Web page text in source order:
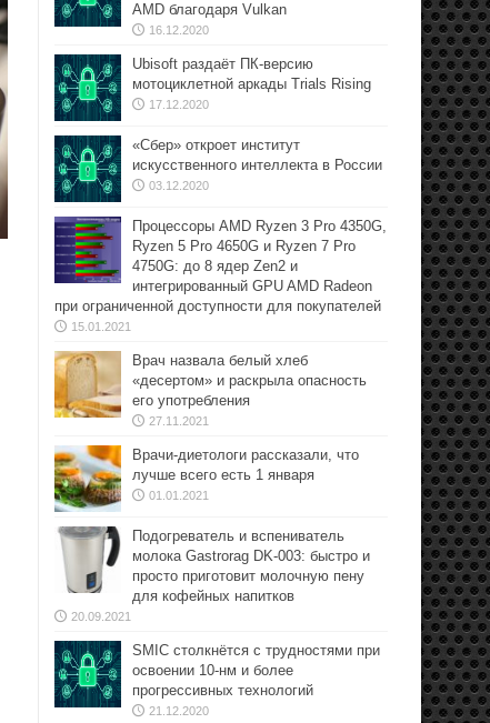
AMD благодаря Vulkan
16.12.2020
Ubisoft раздаёт ПК-версию
мотоциклетной аркады Trials Rising
17.12.2020
«Сбер» откроет институт
искусственного интеллекта в России
03.12.2020
Процессоры AMD Ryzen 3 Pro 4350G,
Ryzen 5 Pro 4650G и Ryzen 7 Pro
4750G: до 8 ядер Zen2 и
интегрированный GPU AMD Radeon
при ограниченной доступности для покупателей
15.01.2021
Врач назвала белый хлеб
«десертом» и раскрыла опасность
его употребления
27.11.2021
Врачи-диетологи рассказали, что
лучше всего есть 1 января
01.01.2021
Подогреватель и вспениватель
молока Gastrorag DK-003: быстро и
просто приготовит молочную пену
для кофейных напитков
20.09.2021
SMIC столкнётся с трудностями при
освоении 10-нм и более
прогрессивных технологий
21.12.2020